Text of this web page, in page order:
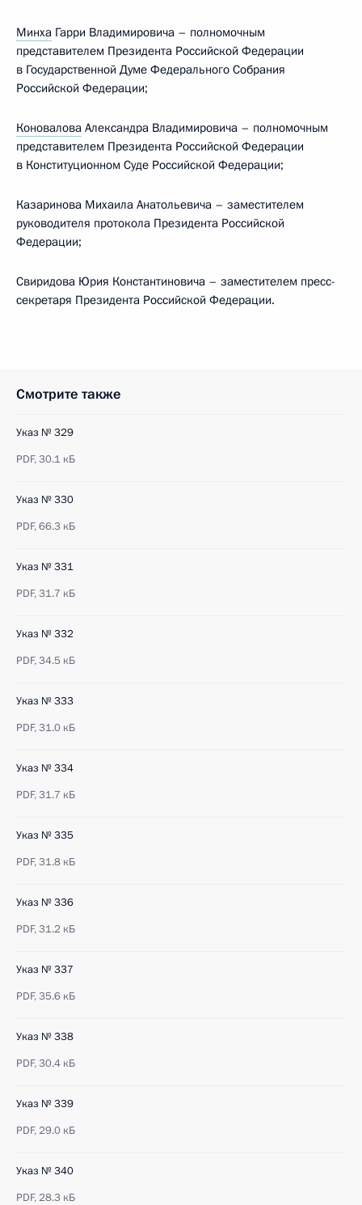
Минха Гарри Владимировича – полномочным
представителем Президента Российской Федерации
в Государственной Думе Федерального Собрания
Российской Федерации;
Коновалова Александра Владимировича – полномочным
представителем Президента Российской Федерации
в Конституционном Суде Российской Федерации;
Казаринова Михаила Анатольевича – заместителем
руководителя протокола Президента Российской
Федерации;
Свиридова Юрия Константиновича – заместителем пресс-
секретаря Президента Российской Федерации.
Смотрите также
Указ № 329
PDF,30.1 кБ
Указ № 330
PDF,66.3 кБ
Указ № 331
PDF,31.7 кБ
Указ № 332
PDF,34.5 кБ
Указ № 333
PDF,31.0 кБ
Указ № 334
PDF,31.7 кБ
Указ № 335
PDF,31.8 кБ
Указ № 336
PDF,31.2 кБ
Указ № 337
PDF,35.6 кБ
Указ № 338
PDF,30.4 кБ
Указ № 339
PDF,29.0 кБ
Указ № 340
PDF,28.3 кБ